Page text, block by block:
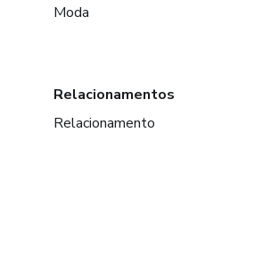
Moda
Relacionamentos
Relacionamento